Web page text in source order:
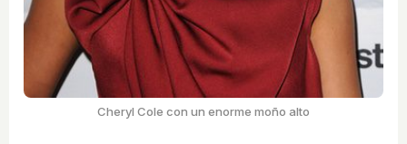
Cheryl Cole con un enorme moño alto